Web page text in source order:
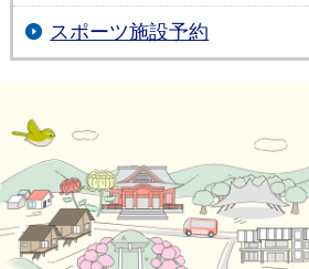
スポーツ施設予約